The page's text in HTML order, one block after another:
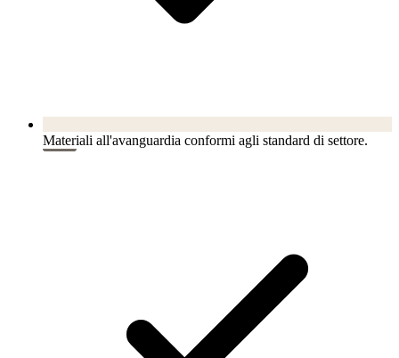
Materiali all'avanguardia conformi agli standard di settore.